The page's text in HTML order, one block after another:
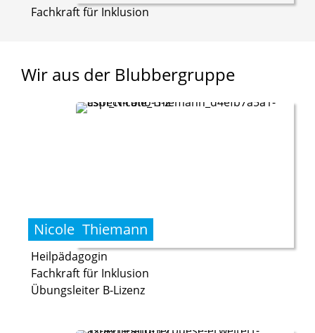
Fachkraft für Inklusion
Wir aus der Blubbergruppe
Nicole Thiemann
Heilpädagogin
Fachkraft für Inklusion
Übungsleiter B-Lizenz